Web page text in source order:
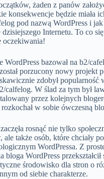
żaden z panów
konsekwencje będzie miała
pod nazwą WordPress i
dzisiejszego Internetu. To co się
oczekiwania!
WordPress bazował na b2/
porzucony nowy projekt
zdobył popularność
calfelog. W ślad za tym był
przez kolejnych
w sobie ówczesną
rosnąć nie tylko
także osób, które chciały
WordPressa. Z
bloga WordPress przekształcił
środowisko dla stron o
od siebie charakterze.